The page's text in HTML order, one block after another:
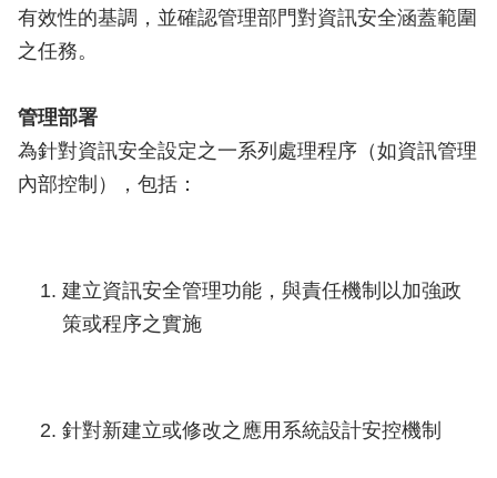
有效性的基調，並確認管理部門對資訊安全涵蓋範圍
之任務。
管理部署
為針對資訊安全設定之一系列處理程序（如資訊管理
內部控制），包括：
建立資訊安全管理功能，與責任機制以加強政
策或程序之實施
針對新建立或修改之應用系統設計安控機制